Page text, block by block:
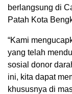
berlangsung di
Patah Kota
“Kami
yang telah
sosial donor
ini, kita dapat
khususnya di